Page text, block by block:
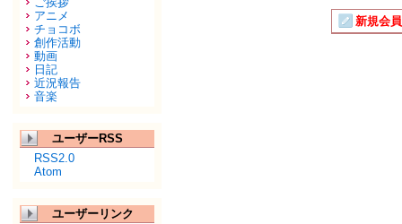
アニメ
チョコボ
創作活動
動画
日記
近況報告
音楽
ユーザーRSS
RSS2.0
Atom
ユーザーリンク
新規会